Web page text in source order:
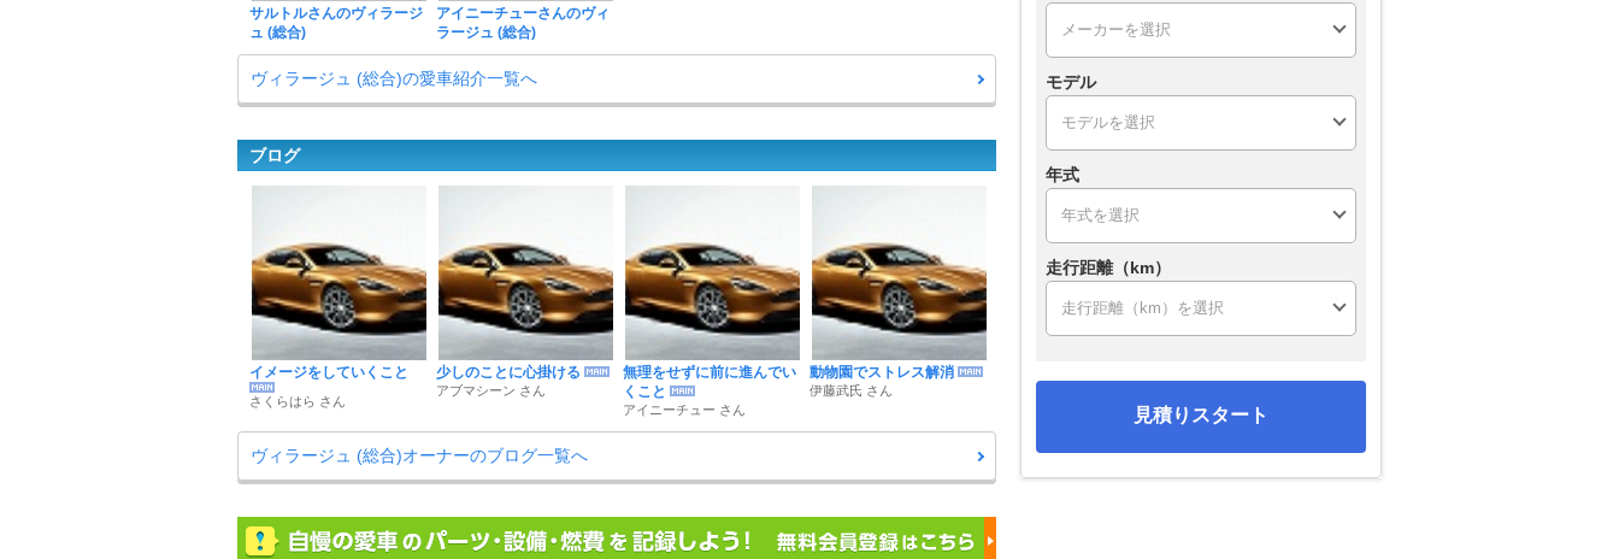
サルトルさんのヴィラージ
ュ (総合)
アイニーチューさんのヴィ
ラージュ (総合)
ヴィラージュ (総合)の愛車紹介一覧へ
ブログ
イメージをしていくこと
さくらはら さん
少しのことに心掛ける
アブマシーン さん
無理をせずに前に進んでい
くこと
アイニーチュー さん
動物園でストレス解消
伊藤武氏 さん
ヴィラージュ (総合)オーナーのブログ一覧へ
モデル
年式
走行距離（km）
見積りスタート